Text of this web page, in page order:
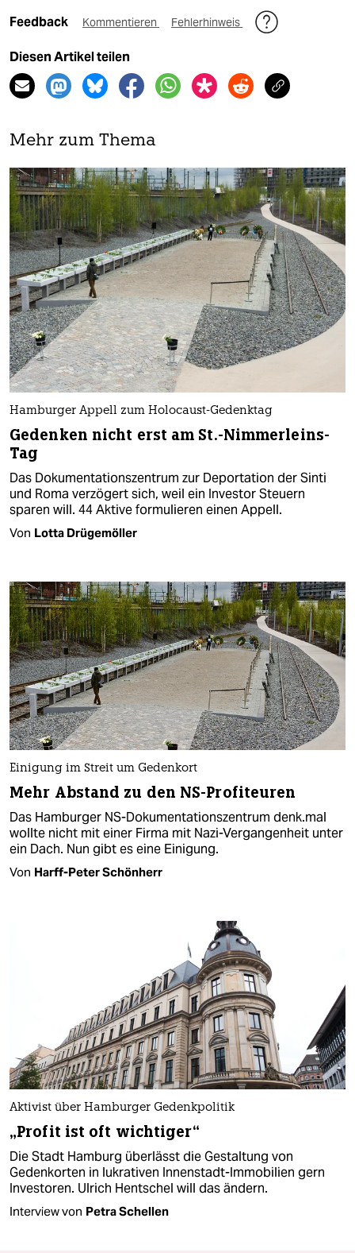
Feedback Kommentieren Fehlerhinweis
Diesen Artikel teilen
Mehr zum Thema
Hamburger Appell zum Holocaust-Gedenktag
Gedenken nicht erst am St.-Nimmerleins-
Tag
Das Dokumentationszentrum zur Deportation der Sinti
und Roma verzögert sich, weil ein Investor Steuern
sparen will. 44 Aktive formulieren einen Appell.
Von Lotta Drügemöller
Einigung im Streit um Gedenkort
Mehr Abstand zu den NS-Profiteuren
Das Hamburger NS-Dokumentationszentrum denk.mal
wollte nicht mit einer Firma mit Nazi-Vergangenheit unter
ein Dach. Nun gibt es eine Einigung.
Von Harff-Peter Schönherr
Aktivist über Hamburger Gedenkpolitik
„Profit ist oft wichtiger“
Die Stadt Hamburg überlässt die Gestaltung von
Gedenkorten in lukrativen Innenstadt-Immobilien gern
Investoren. Ulrich Hentschel will das ändern.
Interview von Petra Schellen